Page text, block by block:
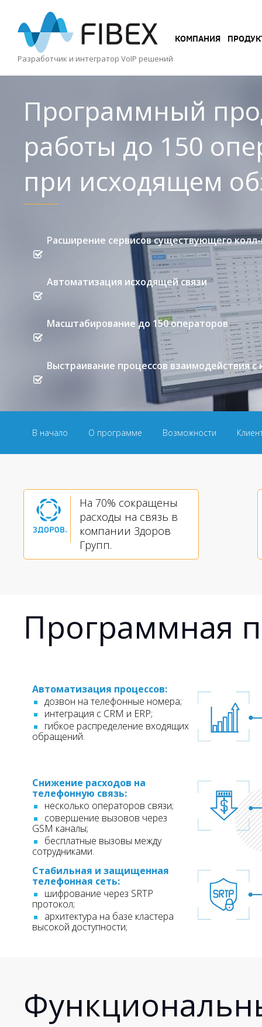
КОМПАНИЯ
ПРОДУКТЫ
ВОЗМОЖНОСТИ
Разработчик и интегратор VoIP решений
КОМПАНИЯ
Программный
работы до 150
при исходящем
Расширение сервисов существующего
Автоматизация исходящей связи
Масштабирование до 150 операторов
Выстраивание процессов взаимодействия
УЗНАТЬ СТОИМОСТЬ РЕШЕНИЯ
В начало О программе Возможности
На 70% сокращены
расходы на связь в
компании Здоров
Групп.
Программная
Автоматизация процессов:
дозвон на телефонные номера;
интеграция с CRM и ERP;
гибкое распределение входящих
обращений.
Снижение расходов на
телефонную связь:
несколько операторов связи;
совершение вызовов через
GSM каналы;
бесплатные вызовы между
сотрудниками.
Стабильная и защищенная
телефонная сеть:
шифрование через SRTP
протокол;
архитектура на базе кластера
высокой доступности;